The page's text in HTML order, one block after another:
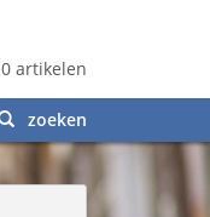
0 artikelen
zoeken